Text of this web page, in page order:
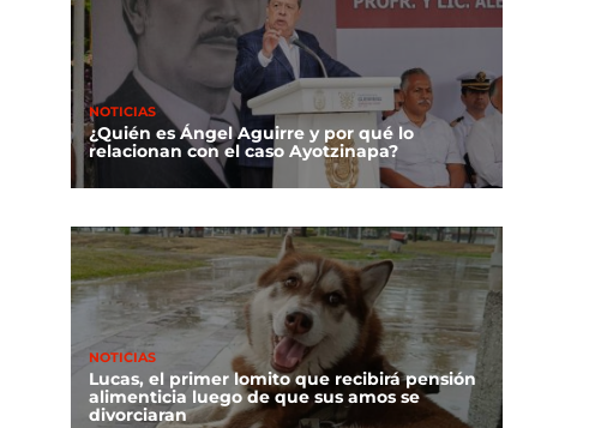
NOTICIAS
¿Quién es Ángel Aguirre y por qué lo
relacionan con el caso Ayotzinapa?
NOTICIAS
Lucas, el primer lomito que recibirá pensión
alimenticia luego de que sus amos se
divorciaran